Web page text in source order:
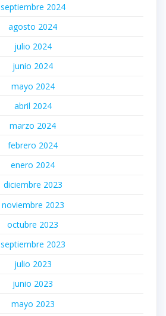
septiembre 2024
agosto 2024
julio 2024
junio 2024
mayo 2024
abril 2024
marzo 2024
febrero 2024
enero 2024
diciembre 2023
noviembre 2023
octubre 2023
septiembre 2023
julio 2023
junio 2023
mayo 2023